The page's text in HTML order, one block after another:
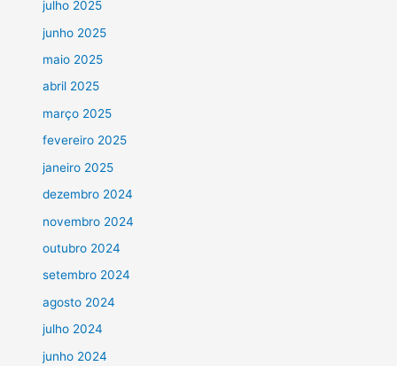
julho 2025
junho 2025
maio 2025
abril 2025
março 2025
fevereiro 2025
janeiro 2025
dezembro 2024
novembro 2024
outubro 2024
setembro 2024
agosto 2024
julho 2024
junho 2024